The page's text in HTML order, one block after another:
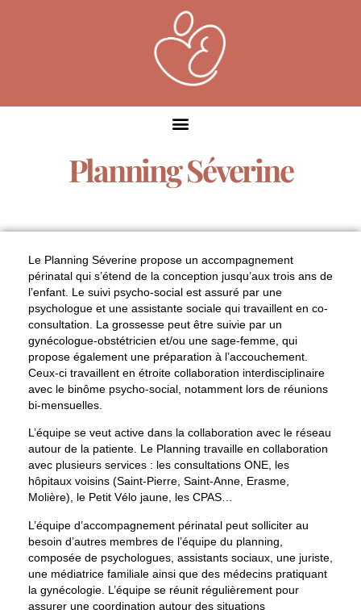
Planning Séverine
Le Planning Séverine propose un accompagnement
périnatal qui s’étend de la conception jusqu’aux trois ans de
l’enfant. Le suivi psycho-social est assuré par une
psychologue et une assistante sociale qui travaillent en co-
consultation. La grossesse peut être suivie par un
gynécologue-obstétricien et/ou une sage-femme, qui
propose également une préparation à l’accouchement.
Ceux-ci travaillent en étroite collaboration interdisciplinaire
avec le binôme psycho-social , notamment lors de réunions
bi-mensuelles.
L’équipe se veut active dans la collaboration avec le réseau
autour de la patiente. Le Planning travaille en collaboration
avec plusieurs services : les consultations ONE, les
hôpitaux voisins (Saint-Pierre, Saint-Anne, Erasme,
Molière), le Petit Vélo jaune, les CPAS…
L’équipe d’accompagnement périnatal peut solliciter au
besoin d’autres membres de l’équipe du planning,
composée de psychologues, assistants sociaux, une juriste,
une médiatrice familiale ainsi que des médecins pratiquant
la gynécologie. L’équipe se réunit régulièrement pour
assurer une coordination autour des situations